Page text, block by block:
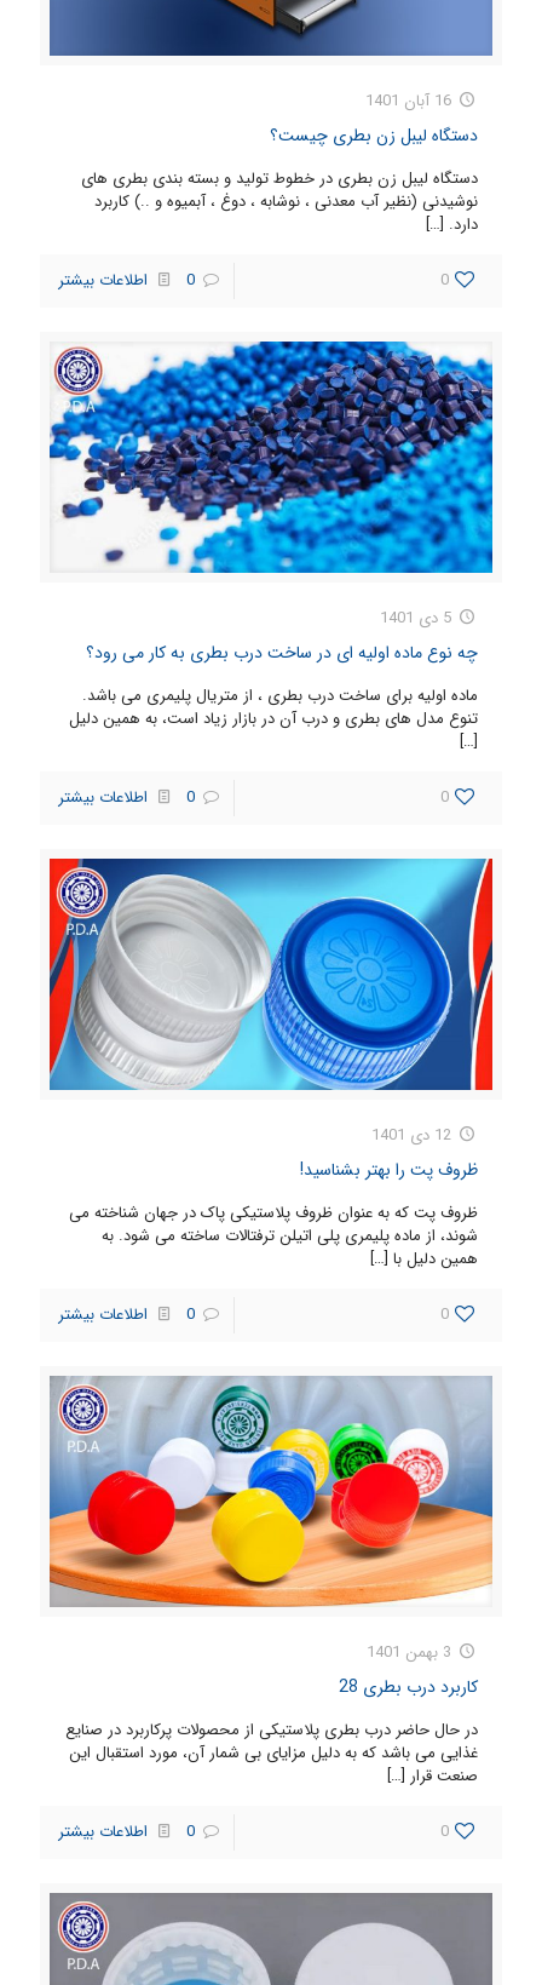
16 آبان 1401
دستگاه لیبل زن بطری چیست؟
دستگاه لیبل زن بطری در خطوط تولید و بسته بندی بطری های
نوشیدنی (نظیر آب معدنی ، نوشابه ، دوغ ، آبمیوه و ..) کاربرد
دارد. […]
0
0 اطلاعات بیشتر
5 دی 1401
چه نوع ماده اولیه ای در ساخت درب بطری به کار می رود؟
ماده اولیه برای ساخت درب بطری ، از متریال پلیمری می باشد.
تنوع مدل های بطری و درب آن در بازار زیاد است، به همین دلیل
[…]
0
0 اطلاعات بیشتر
12 دی 1401
ظروف پت را بهتر بشناسید!
ظروف پت که به عنوان ظروف پلاستیکی پاک در جهان شناخته می
شوند، از ماده پلیمری پلی اتیلن ترفتالات ساخته می شود. به
همین دلیل با […]
0
0 اطلاعات بیشتر
3 بهمن 1401
کاربرد درب بطری 28
در حال حاضر درب بطری پلاستیکی از محصولات پرکاربرد در صنایع
غذایی می باشد که به دلیل مزایای بی شمار آن، مورد استقبال این
صنعت قرار […]
0
0 اطلاعات بیشتر